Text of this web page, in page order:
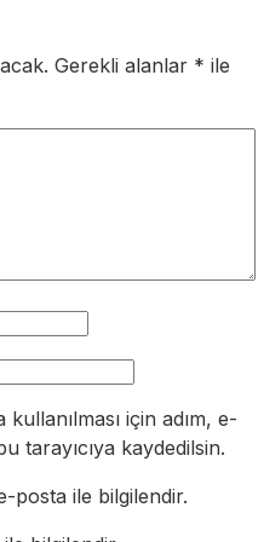
Gerekli alanlar * ile
için adım, e-
tarayıcıya kaydedilsin.
posta ile bilgilendir.